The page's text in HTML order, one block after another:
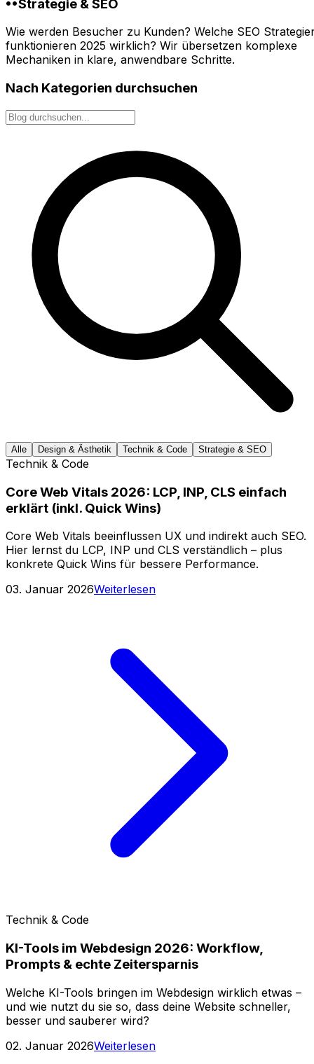
••Strategie & SEO
Wie werden Besucher zu Kunden? Welche SEO
funktionieren 2025 wirklich? Wir übersetzen komplexe
Mechaniken in klare, anwendbare Schritte.
Nach Kategorien durchsuchen
Alle Design & Ästhetik Technik & Code Strategie & SEO
Technik & Code
Core Web Vitals 2026: LCP, INP, CLS einfach
erklärt (inkl. Quick Wins)
Core Web Vitals beeinflussen UX und indirekt auch SEO.
Hier lernst du LCP, INP und CLS verständlich – plus
konkrete Quick Wins für bessere Performance.
03. Januar 2026Weiterlesen
Technik & Code
KI-Tools im Webdesign 2026: Workflow,
Prompts & echte Zeitersparnis
Welche KI-Tools bringen im Webdesign wirklich etwas –
und wie nutzt du sie so, dass deine Website schneller,
besser und sauberer wird?
02. Januar 2026Weiterlesen